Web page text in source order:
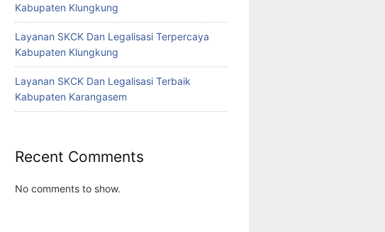
Kabupaten Klungkung
Layanan SKCK Dan Legalisasi Terpercaya
Kabupaten Klungkung
Layanan SKCK Dan Legalisasi Terbaik
Kabupaten Karangasem
Recent Comments
No comments to show.